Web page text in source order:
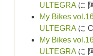
ULTEGRA に
My Bikes
ULTEGRA に
My Bikes
ULTEGRA に